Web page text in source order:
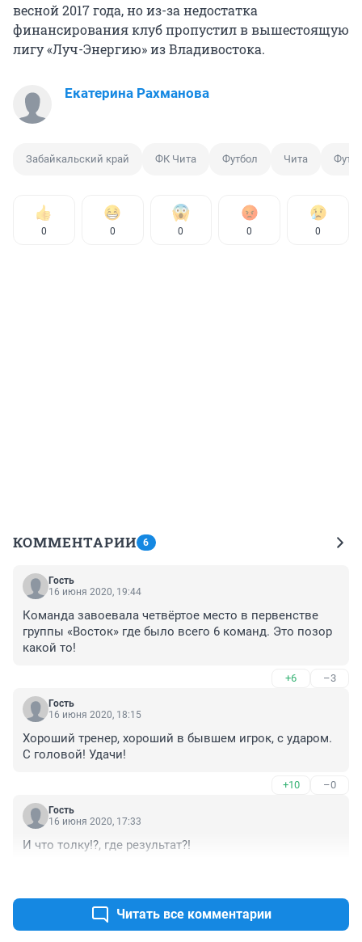
весной 2017 года, но из-за недостатка
финансирования клуб пропустил в вышестоящую
лигу «Луч-Энергию» из Владивостока.
Екатерина Рахманова
Забайкальский край ФК Чита Футбол Чита
0 0 0 0 0
КОММЕНТАРИИ 6
Гость
16 июня 2020, 19:44
Команда завоевала четвёртое место в первенстве
группы «Восток» где было всего 6 команд. Это позор
какой то!
+6 –3
Гость
16 июня 2020, 18:15
Хороший тренер, хороший в бывшем игрок, с ударом.
С головой! Удачи!
+10 –0
Гость
16 июня 2020, 17:33
И что толку!?, где результат?!
Читать все комментарии